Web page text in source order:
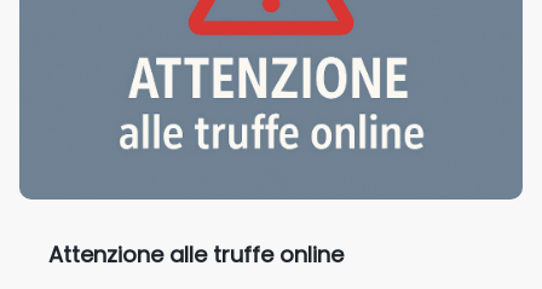
Attenzione alle truffe online